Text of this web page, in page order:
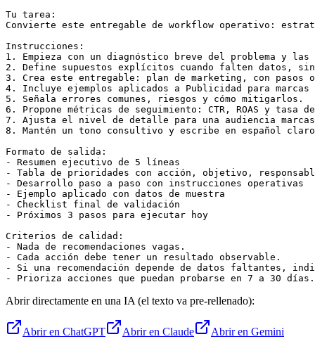
Tu tarea:
Convierte este entregable de workflow operativo:
Instrucciones:
1. Empieza con un diagnóstico breve del problema y
2. Define supuestos explícitos cuando falten datos,
3. Crea este entregable: plan de marketing, con pasos
4. Incluye ejemplos aplicados a Publicidad para marcas
5. Señala errores comunes, riesgos y cómo mitigarlos.
6. Propone métricas de seguimiento: CTR, ROAS y tasa
7. Ajusta el nivel de detalle para una audiencia marcas
8. Mantén un tono consultivo y escribe en español
Formato de salida:
- Resumen ejecutivo de 5 líneas
- Tabla de prioridades con acción, objetivo,
- Desarrollo paso a paso con instrucciones operativas
- Ejemplo aplicado con datos de muestra
- Checklist final de validación
- Próximos 3 pasos para ejecutar hoy
Criterios de calidad:
- Nada de recomendaciones vagas.
- Cada acción debe tener un resultado observable.
- Si una recomendación depende de datos faltantes,
- Prioriza acciones que puedan probarse en 7 a 30 días.
Abrir directamente en una IA (el texto va pre-rellenado):
Abrir en ChatGPT Abrir en Claude Abrir en Gemini